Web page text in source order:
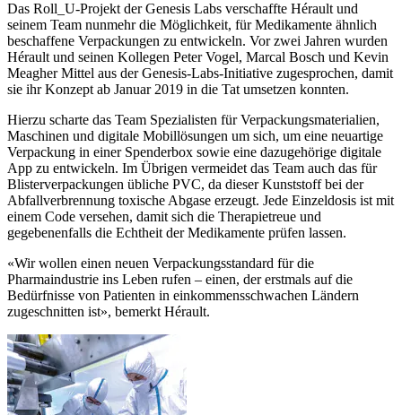
Das Roll_U-Projekt der Genesis Labs verschaffte Hérault und
seinem Team nunmehr die Möglichkeit, für Medikamente ähnlich
beschaffene Verpackungen zu entwickeln. Vor zwei Jahren wurden
Hérault und seinen Kollegen Peter Vogel, Marcal Bosch und Kevin
Meagher Mittel aus der Genesis-Labs-Initiative zugesprochen, damit
sie ihr Konzept ab Januar 2019 in die Tat umsetzen konnten.
Hierzu scharte das Team Spezialisten für Verpackungsmaterialien,
Maschinen und digitale Mobillösungen um sich, um eine neuartige
Verpackung in einer Spenderbox sowie eine dazugehörige digitale
App zu entwickeln. Im Übrigen vermeidet das Team auch das für
Blisterverpackungen übliche PVC, da dieser Kunststoff bei der
Abfallverbrennung toxische Abgase erzeugt. Jede Einzeldosis ist mit
einem Code versehen, damit sich die Therapietreue und
gegebenenfalls die Echtheit der Medikamente prüfen lassen.
«Wir wollen einen neuen Verpackungsstandard für die
Pharmaindustrie ins Leben rufen – einen, der erstmals auf die
Bedürfnisse von Patienten in einkommensschwachen Ländern
zugeschnitten ist», bemerkt Hérault.